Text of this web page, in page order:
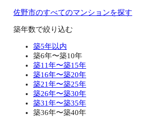
佐野市のすべてのマンションを探す
築年数で絞り込む
築5年以内
築6年〜築10年
築11年〜築15年
築16年〜築20年
築21年〜築25年
築26年〜築30年
築31年〜築35年
築36年〜築40年